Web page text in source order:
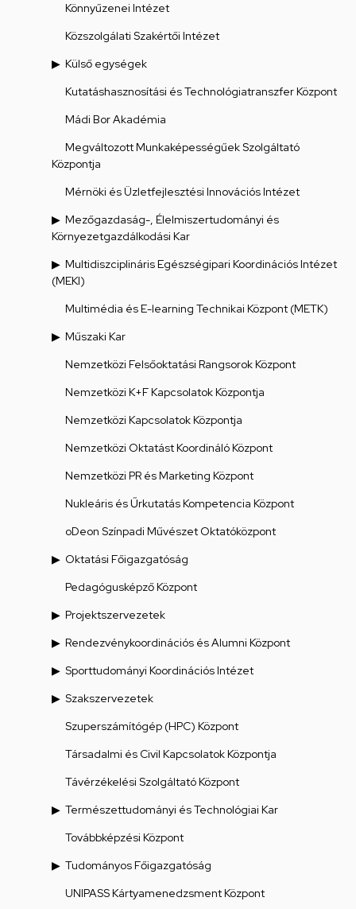
Könnyűzenei Intézet
Közszolgálati Szakértői Intézet
Külső egységek
Kutatáshasznosítási és Technológiatranszfer Központ
Mádi Bor Akadémia
Megváltozott Munkaképességűek Szolgáltató
Központja
Mérnöki és Üzletfejlesztési Innovációs Intézet
Mezőgazdaság-, Élelmiszertudományi és
Környezetgazdálkodási Kar
Multidiszciplináris Egészségipari Koordinációs Intézet
(MEKI)
Multimédia és E-learning Technikai Központ (METK)
Műszaki Kar
Nemzetközi Felsőoktatási Rangsorok Központ
Nemzetközi K+F Kapcsolatok Központja
Nemzetközi Kapcsolatok Központja
Nemzetközi Oktatást Koordináló Központ
Nemzetközi PR és Marketing Központ
Nukleáris és Űrkutatás Kompetencia Központ
oDeon Színpadi Művészet Oktatóközpont
Oktatási Főigazgatóság
Pedagógusképző Központ
Projektszervezetek
Rendezvénykoordinációs és Alumni Központ
Sporttudományi Koordinációs Intézet
Szakszervezetek
Szuperszámítógép (HPC) Központ
Társadalmi és Civil Kapcsolatok Központja
Távérzékelési Szolgáltató Központ
Természettudományi és Technológiai Kar
Továbbképzési Központ
Tudományos Főigazgatóság
UNIPASS Kártyamenedzsment Központ